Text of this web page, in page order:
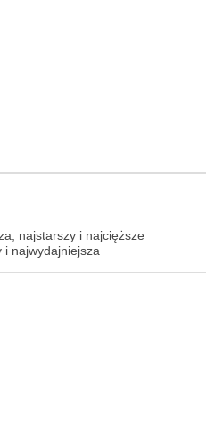
najstarszy i najcięższe
i najwydajniejsza